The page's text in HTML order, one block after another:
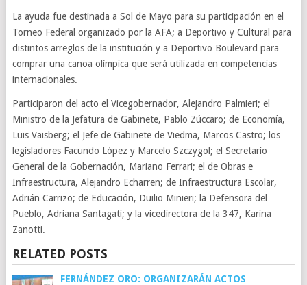
La ayuda fue destinada a Sol de Mayo para su participación en el
Torneo Federal organizado por la AFA; a Deportivo y Cultural para
distintos arreglos de la institución y a Deportivo Boulevard para
comprar una canoa olímpica que será utilizada en competencias
internacionales.
Participaron del acto el Vicegobernador, Alejandro Palmieri; el
Ministro de la Jefatura de Gabinete, Pablo Zúccaro; de Economía,
Luis Vaisberg; el Jefe de Gabinete de Viedma, Marcos Castro; los
legisladores Facundo López y Marcelo Szczygol; el Secretario
General de la Gobernación, Mariano Ferrari; el de Obras e
Infraestructura, Alejandro Echarren; de Infraestructura Escolar,
Adrián Carrizo; de Educación, Duilio Minieri; la Defensora del
Pueblo, Adriana Santagati; y la vicedirectora de la 347, Karina
Zanotti.
RELATED POSTS
FERNÁNDEZ ORO: ORGANIZARÁN ACTOS